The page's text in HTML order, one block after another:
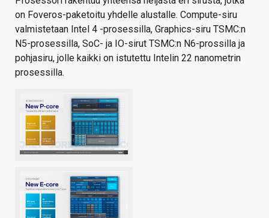
on Foveros-paketoitu yhdelle alustalle. Compute-siru
valmistetaan Intel 4 -prosessilla, Graphics-siru TSMC:n
N5-prosessilla, SoC- ja IO-sirut TSMC:n N6-prossilla ja
pohjasiru, jolle kaikki on istutettu Intelin 22 nanometrin
prosessilla.